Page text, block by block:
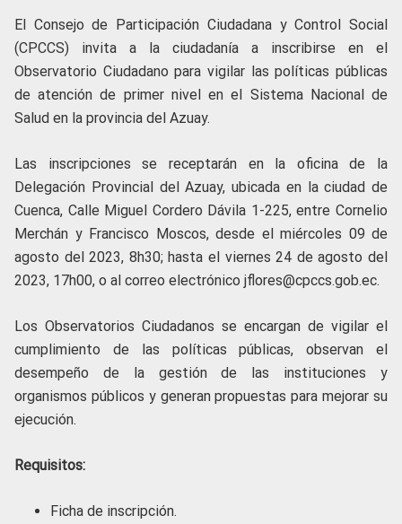
El Consejo de Participación Ciudadana y Control Social
(CPCCS) invita a la ciudadanía a inscribirse en el
Observatorio Ciudadano para vigilar las políticas públicas
de atención de primer nivel en el Sistema Nacional de
Salud en la provincia del Azuay.
Las inscripciones se receptarán en la oficina de la
Delegación Provincial del Azuay, ubicada en la ciudad de
Cuenca, Calle Miguel Cordero Dávila 1-225, entre Cornelio
Merchán y Francisco Moscos, desde el miércoles 09 de
agosto del 2023, 8h30; hasta el viernes 24 de agosto del
2023, 17h00, o al correo electrónico jflores@cpccs.gob.ec.
Los Observatorios Ciudadanos se encargan de vigilar el
cumplimiento de las políticas públicas, observan el
desempeño de la gestión de las instituciones y
organismos públicos y generan propuestas para mejorar su
ejecución.
Requisitos:
Ficha de inscripción.